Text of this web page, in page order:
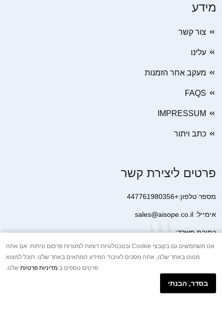
מידע
צור קשר
עלינו
מעקב אחר הזמנות
FAQS
IMPRESSUM
כתב ויתור
פרטים ליצירת קשר
מספר טלפון:+447761980356
אימייל: sales@aisope.co.il
כתובת משרד:
41 Devonshire Street Ground Floor Office 1 London W1G 7AJ
United Kingdom
+44 7410 2065017
הודעת וואטסאפ באינטרנט
אנו משתמשים גם בקובצי Cookie ובטכנולוגיות דומות למטרות פרסום וניתוח. אם אתה
מנווט באתר שלנו, אתה מסכים לעיבוד המידע המתאים באתר שלנו. תוכל למצוא
פרטים נוספים ב מדיניות פרטיות שלנו.
בסדר, הבנתי